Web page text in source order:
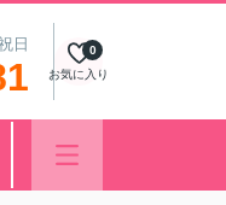
日
お気に入り
0